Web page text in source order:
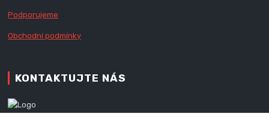
Podporujeme
Obchodní podmínky
KONTAKTUJTE NÁS